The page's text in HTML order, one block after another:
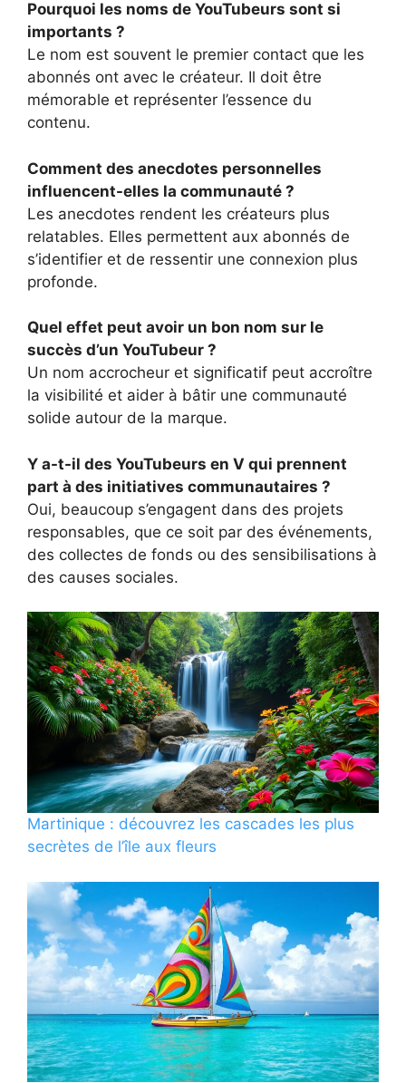
Pourquoi les noms de YouTubeurs sont si
importants ?
Le nom est souvent le premier contact que les
abonnés ont avec le créateur. Il doit être
mémorable et représenter l’essence du
contenu.
Comment des anecdotes personnelles
influencent-elles la communauté ?
Les anecdotes rendent les créateurs plus
relatables. Elles permettent aux abonnés de
s’identifier et de ressentir une connexion plus
profonde.
Quel effet peut avoir un bon nom sur le
succès d’un YouTubeur ?
Un nom accrocheur et significatif peut accroître
la visibilité et aider à bâtir une communauté
solide autour de la marque.
Y a-t-il des YouTubeurs en V qui prennent
part à des initiatives communautaires ?
Oui, beaucoup s’engagent dans des projets
responsables, que ce soit par des événements,
des collectes de fonds ou des sensibilisations à
des causes sociales.
Martinique : découvrez les cascades les plus
secrètes de l’île aux fleurs